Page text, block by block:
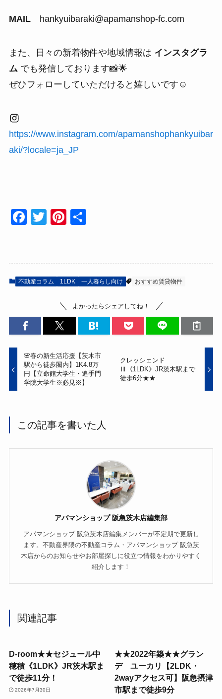
MAILhankyuibaraki@apamanshop-fc.com
また、日々の新着物件や地域情報は インスタグラ
ム でも発信しております📸🌟
ぜひフォローしていただけると嬉しいです☺
https://www.instagram.com/apamanshophankyuibar
aki/?locale=ja_JP
F
e
b
o
k
T
er
Pi
e
st
不動産コラム 1LDK 一人暮らし向け おすすめ賃貸物件
よかったらシェアしてね！
🌸春の新生活応援【茨木市
駅から徒歩圏内】1K4.8万
円【立命館大学生・追手門
学院大学生※必見※】
クレッシェンド
Ⅲ《1LDK》JR茨木駅まで
徒歩6分★★
この記事を書いた人
アパマンショップ 阪急茨木店編集部
アパマンショップ 阪急茨木店編集メンバーが不定期で更新し
ます。不動産界隈の不動産コラム・アパマンショップ 阪急茨
木店からのお知らせやお部屋探しに役立つ情報をわかりやすく
紹介します！
関連記事
D-room★★セジュール中
穂積《1LDK》JR茨木駅ま
で徒歩11分！
2026年7月30日
★★2022年築★★グラン
デ ユーカリ【2LDK・
2wayアクセス可】阪急摂津
市駅まで徒歩9分